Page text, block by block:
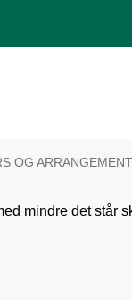
OG ARRANGEMENT
mindre det står